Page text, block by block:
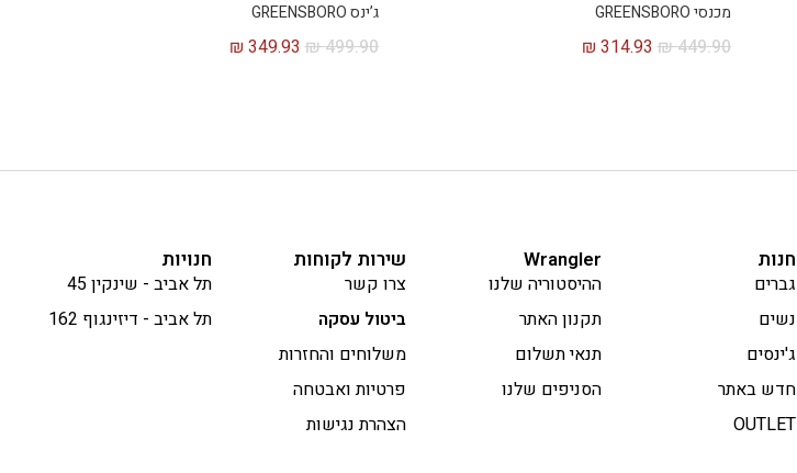
מכנסי GREENSBORO
₪449.90
₪ 314.93
ג’ינס GREENSBORO
₪499.90
₪ 349.93
חנות
גברים
נשים
ג'ינסים
חדש באתר
OUTLET
Wrangler
ההיסטוריה שלנו
תקנון האתר
תנאי תשלום
הסניפים שלנו
שירות לקוחות
צרו קשר
ביטול עסקה
משלוחים והחזרות
פרטיות ואבטחה
הצהרת נגישות
חנויות
תל אביב - שינקין 45
תל אביב - דיזינגוף 162